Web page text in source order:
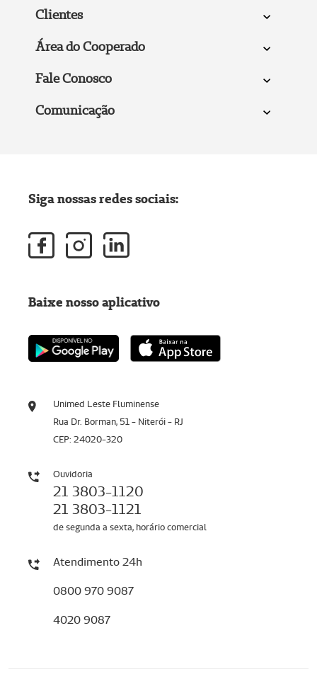
Clientes
Área do Cooperado
Fale Conosco
Comunicação
Unimed Leste Fluminense
Rua Dr. Borman, 51 - Niterói - RJ
CEP: 24020-320
Ouvidoria
21 3803-1120
21 3803-1121
de segunda a sexta, horário comercial
Atendimento 24h
0800 970 9087
4020 9087
Siga nossas redes sociais:
Baixe nosso aplicativo